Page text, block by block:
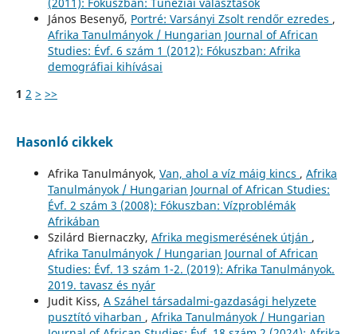
János Besenyő, Portré: Varsányi Zsolt rendőr ezredes ,
Afrika Tanulmányok / Hungarian Journal of African
Studies: Évf. 6 szám 1 (2012): Fókuszban: Afrika
demográfiai kihívásai
1 2 > >>
Hasonló cikkek
Afrika Tanulmányok, Van, ahol a víz máig kincs , Afrika
Tanulmányok / Hungarian Journal of African Studies:
Évf. 2 szám 3 (2008): Fókuszban: Vízproblémák
Afrikában
Szilárd Biernaczky, Afrika megismerésének útján ,
Afrika Tanulmányok / Hungarian Journal of African
Studies: Évf. 13 szám 1-2. (2019): Afrika Tanulmányok.
2019. tavasz és nyár
Judit Kiss, A Száhel társadalmi-gazdasági helyzete
pusztító viharban , Afrika Tanulmányok / Hungarian